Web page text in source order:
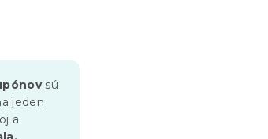
sú
jeden
a